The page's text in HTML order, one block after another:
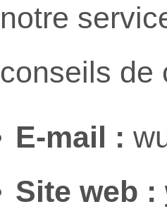
notre
conseils de
E-mail :
Site web :